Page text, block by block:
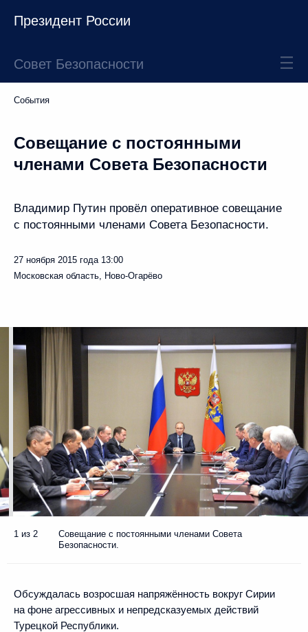
Президент России
Совет Безопасности
События
Совещание с постоянными
членами Совета Безопасности
Владимир Путин провёл оперативное совещание
с постоянными членами Совета Безопасности.
27 ноября 2015 года 13:00
Московская область, Ново-Огарёво
1 из 2
Совещание с постоянными членами Совета
Безопасности.
Обсуждалась возросшая напряжённость вокруг Сирии
на фоне агрессивных и непредсказуемых действий
Турецкой Республики.